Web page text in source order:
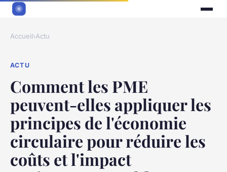
Accueil›Actu
ACTU
Comment les PME
peuvent-elles appliquer les
principes de l'économie
circulaire pour réduire les
coûts et l'impact